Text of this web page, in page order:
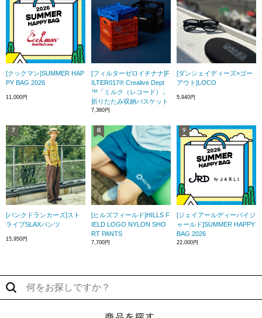
[クックマン]SUMMER HAP
PY BAG 2026
11,000円
[フィルターゼロイチナナ]F
ILTER017® Crealive Dept
™「ミルク（レコード）」
折りたたみ収納バスケット
7,360円
[ダンシェイディーズ×ゴー
アウト]LOCO
5,940円
[パンクドランカーズ]スト
ライプSLAXパンツ
15,950円
[ヒルズフィールド]HILLS F
IELD LOGO NYLON SHO
RT PANTS
7,700円
[ジェイアールディーバイジ
ャールド]SUMMER HAPPY
BAG 2026
22,000円